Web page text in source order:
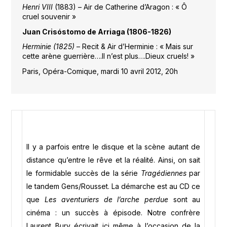
Henri VIII(1883) – Air de Catherine d’Aragon : « Ô
cruel souvenir »
Juan Crisóstomo de Arriaga (1806-1826)
Herminie (1825) – Recit & Air d’Herminie : « Mais sur
cette arène guerrière….Il n’est plus….Dieux cruels! »
Paris, Opéra-Comique, mardi 10 avril 2012, 20h
Il y a parfois entre le disque et la scène autant de
distance qu’entre le rêve et la réalité. Ainsi, on sait
le formidable succès de la série Tragédiennespar
le tandem Gens/Rousset. La démarche est au CD ce
queLes aventuriers de l’arche perduesont au
cinéma : un succès à épisode. Notre confrère